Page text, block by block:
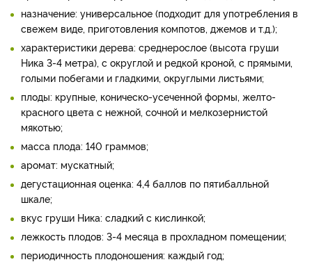
назначение: универсальное (подходит для употребления в
свежем виде, приготовления компотов, джемов и т.д.);
характеристики дерева: среднерослое (высота груши
Ника 3-4 метра), с округлой и редкой кроной, с прямыми,
голыми побегами и гладкими, округлыми листьями;
плоды: крупные, коническо-усеченной формы, желто-
красного цвета с нежной, сочной и мелкозернистой
мякотью;
масса плода: 140 граммов;
аромат: мускатный;
дегустационная оценка: 4,4 баллов по пятибалльной
шкале;
вкус груши Ника: сладкий с кислинкой;
лежкость плодов: 3-4 месяца в прохладном помещении;
периодичность плодоношения: каждый год;